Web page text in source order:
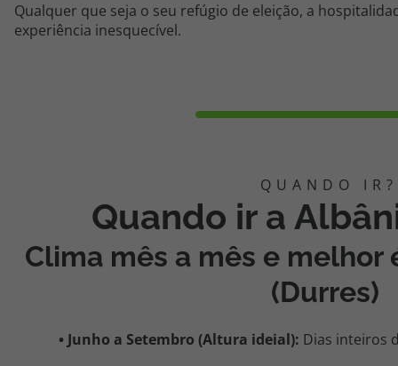
Qualquer que seja o seu refúgio de eleição, a
experiência inesquecível.
Quando ir a
Clima mês a mês e melhor
(Durres)
• Junho a Setembro (Altura ideial): Dias inteiros